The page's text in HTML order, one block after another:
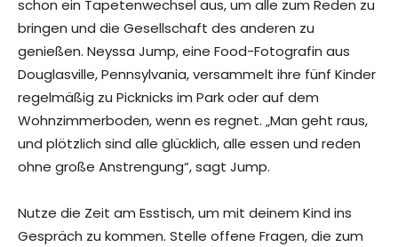
schon ein Tapetenwechsel aus, um alle zum Reden zu
bringen und die Gesellschaft des anderen zu
genießen. Neyssa Jump, eine Food-Fotografin aus
Douglasville, Pennsylvania, versammelt ihre fünf Kinder
regelmäßig zu Picknicks im Park oder auf dem
Wohnzimmerboden, wenn es regnet. „Man geht raus,
und plötzlich sind alle glücklich, alle essen und reden
ohne große Anstrengung“, sagt Jump.
Nutze die Zeit am Esstisch, um mit deinem Kind ins
Gespräch zu kommen. Stelle offene Fragen, die zum